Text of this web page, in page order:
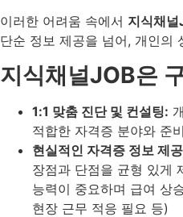
이러한 어려움 속에서 지식채널
단순 정보 제공을 넘어, 개인의
지식채널JOB은
1:1 맞춤 진단 및 컨설팅:
적합한 자격증 분야와 준
현실적인 자격증 정보 제
장점과 단점을 균형 있게
능력이 중요하며 급여 상
현장 근무 적응 필요 등)